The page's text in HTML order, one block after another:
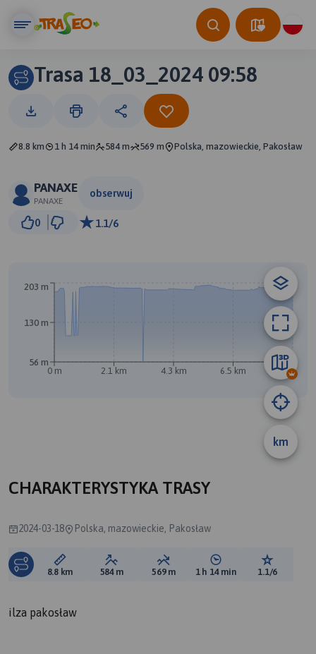
Trasa 18_03_2024 09:58
8.8 km 1 h 14 min 584 m 569 m Polska, mazowieckie, Pakosław
PANAXE
PANAXE
obserwuj
0 1.1/6
B
A
km
0 m 2.1 km 4.3 km 6.5 km 8.7 km
56 m
130 m
203 m
CHARAKTERYSTYKA TRASY
2024-03-18 Polska, mazowieckie, Pakosław
Długość trasy:
8.8 km Suma przewyższeń:
584 m Suma spadków:
569 m Średni czas potrzebny
1 h 14 min Ocena
1.1/6
ilza pakosław